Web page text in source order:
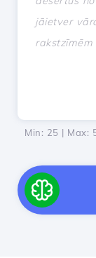
Min: 25 | Max: